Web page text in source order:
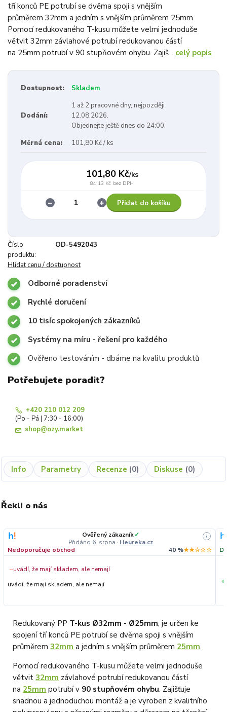
tří konců PE potrubí se dvěma spoji s vnějším
průměrem 32mm a jedním s vnějším průměrem 25mm.
Pomocí redukovaného T-kusu můžete velmi jednoduše
větvit 32mm závlahové potrubí redukovanou částí
na 25mm potrubí v 90 stupňovém ohybu. Zajiš... celý popis
Dostupnost: Skladem
Dodání:
1 až 2 pracovné dny, nejpozději
12.08.2026.
Objednejte ještě dnes do 24:00.
Měrná cena:
101,80 Kč / ks
101,80 Kč/ks
84,13 Kč bez DPH
Přidat do košíku
Číslo
produktu:
OD-5492043
Hlídat cenu / dostupnost
Odborné poradenství
Rychlé doručení
10 tisíc spokojených zákazníků
Systémy na míru - řešení pro každého
Ověřeno testováním - dbáme na kvalitu produktů
Potřebujete poradit?
+420 210 012 209
(Po - Pá | 7:30 - 16:00)
shop@ozy.market
Info Parametry Recenze 0 Diskuse 0
Řekli o nás
Ověřený zákazník✓
Přidáno 6. srpna · Heureka.cz
i
Nedoporučuje obchod 40 %★★☆☆☆
−uvádí, že mají skladem, ale nemají
uvádí, že mají skladem, ale nemají
+
Redukovaný PP T-kus Ø32mm - Ø25mm, je určen ke
spojení tří konců PE potrubí se dvěma spoji s vnějším
průměrem32mm a jedním s vnějším průměrem 25mm.
Pomocí redukovaného T-kusu můžete velmi jednoduše
větvit32mm závlahové potrubí redukovanou částí
na 25mm potrubí v 90 stupňovém ohybu. Zajišťuje
snadnou a jednoduchou montáž a je vyroben z kvalitního